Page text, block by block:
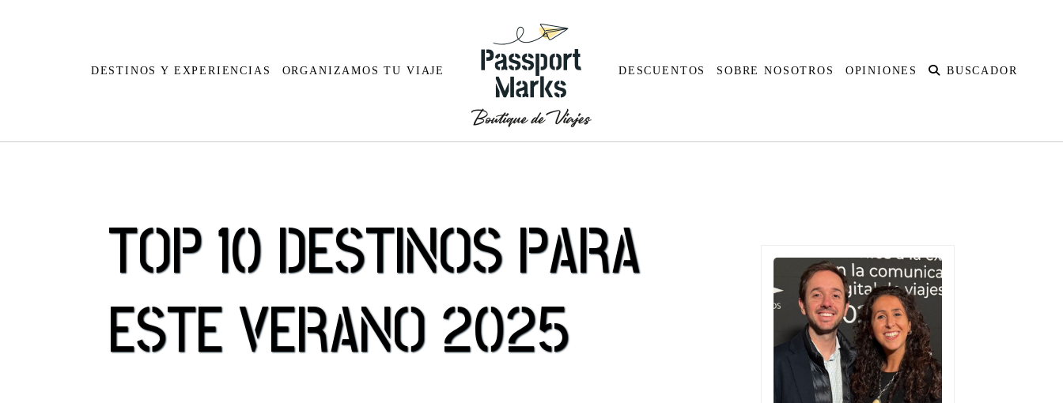
DESTINOS Y EXPERIENCIAS
Egipto
Kenia
Madagascar
Mauricio
Bolivia
Brasil
Colombia
Costa Rica
Austria
Bélgica
España
Finlandia
Nueva Zelanda
Polinesia Francesa
ORGANIZAMOS TU VIAJE DESCUENTOS SOBRE NOSOTROS OPINIONES BUSCADOR
TOP 10 DESTINOS PARA
ESTE VERANO 2025